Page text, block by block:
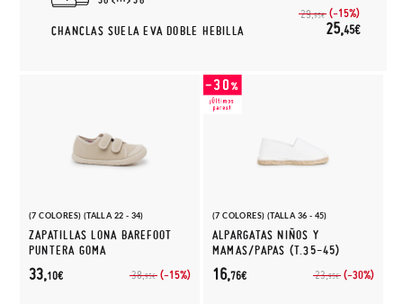
CHANCLAS SUELA EVA DOBLE HEBILLA
29,95€ (-15%)
25,45€
(7 COLORES) (TALLA 22 - 34)
ZAPATILLAS LONA BAREFOOT
PUNTERA GOMA
38,95€ (-15%)
33,10€
(7 COLORES) (TALLA 36 - 45)
ALPARGATAS NIÑOS Y
MAMAS/PAPAS (T.35-45)
23,95€ (-30%)
16,76€